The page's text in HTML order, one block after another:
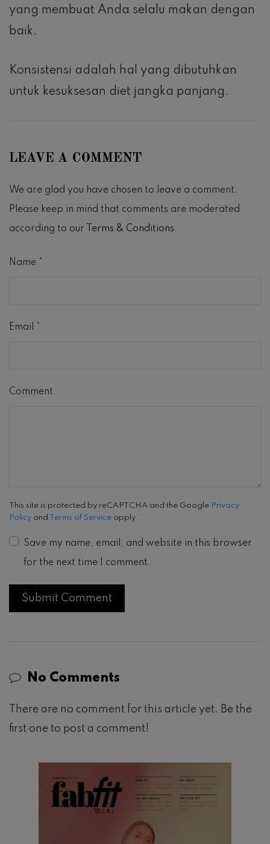
yang membuat Anda selalu makan dengan
baik.
Konsistensi adalah hal yang dibutuhkan
untuk kesuksesan diet jangka panjang.
LEAVE A COMMENT
We are glad you have chosen to leave a comment.
Please keep in mind that comments are moderated
according to our Terms & Conditions.
Name
Email
Comment
This site is protected by reCAPTCHA and the Google Privacy
Policy and Terms of Service apply.
Save my name, email, and website in this browser
for the next time I comment.
No Comments
There are no comment for this article yet. Be the
first one to post a comment!